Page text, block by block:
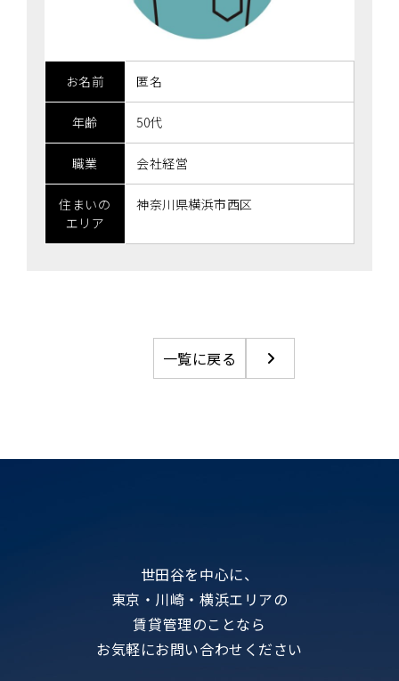
お名前 匿名
年齢 50代
職業 会社経営
住まいの
エリア
神奈川県横浜市西区
一覧に戻る
世田谷を中心に、
東京・川崎・横浜エリアの
賃貸管理のことなら
お気軽にお問い合わせください